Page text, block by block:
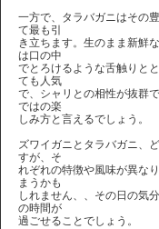
一方で、タラバガニはその
て最も引
き立ちます。生のまま新鮮
は口の中
でとろけるような舌触りと
ても人気
で、シャリとの相性が抜群
ではの楽
しみ方と言えるでしょう。
ズワイガニとタラバガニ、
すが、そ
れぞれの特徴や風味が異な
まうかも
しれません、、その日の気
の時間が
過ごせることでしょう。